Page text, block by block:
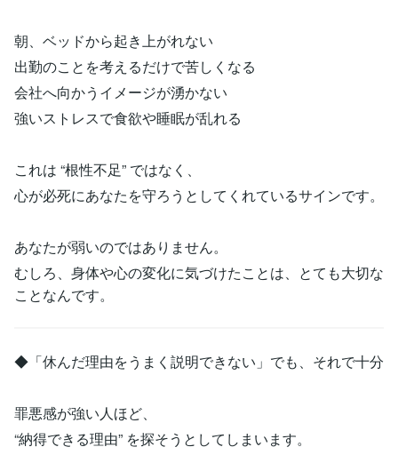
朝、ベッドから起き上がれない
出勤のことを考えるだけで苦しくなる
会社へ向かうイメージが湧かない
強いストレスで食欲や睡眠が乱れる
これは “根性不足” ではなく、
心が必死にあなたを守ろうとしてくれているサインです。
あなたが弱いのではありません。
むしろ、身体や心の変化に気づけたことは、とても大切な
ことなんです。
◆「休んだ理由をうまく説明できない」でも、それで十分
罪悪感が強い人ほど、
“納得できる理由” を探そうとしてしまいます。